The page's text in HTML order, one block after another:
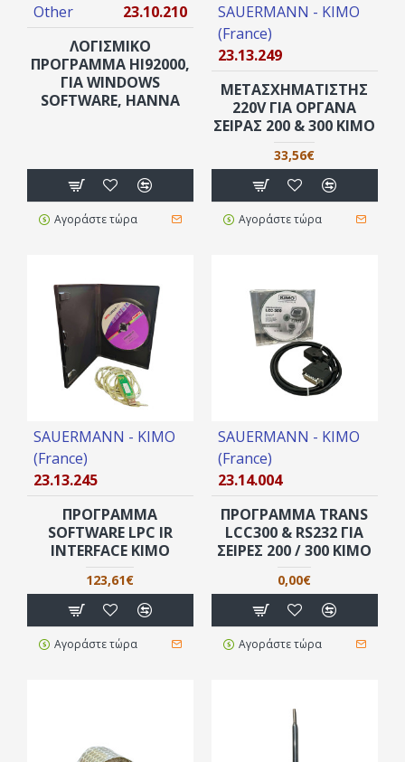
Other
23.10.210
ΛΟΓΙΣΜΙΚΟ
ΠΡΟΓΡΑΜΜΑ ΗΙ92000,
ΓΙΑ WINDOWS
SOFTWARE, ΗΑΝΝΑ
Αγοράστε τώρα
SAUERMANN - KIMO
(France)
23.13.249
ΜΕΤΑΣΧΗΜΑΤΙΣΤΗΣ
220V ΓΙΑ ΟΡΓΑΝΑ
ΣΕΙΡΑΣ 200 & 300 KIMO
33,56€
Αγοράστε τώρα
SAUERMANN - KIMO
(France)
23.13.245
ΠΡΌΓΡΑΜΜΑ
SOFTWARE LPC IR
INTERFACE KIMO
123,61€
Αγοράστε τώρα
SAUERMANN - KIMO
(France)
23.14.004
ΠΡΟΓΡΑΜΜΑ TRANS
LCC300 & RS232 ΓΙΑ
ΣΕΙΡΈΣ 200 / 300 KIMO
0,00€
Αγοράστε τώρα